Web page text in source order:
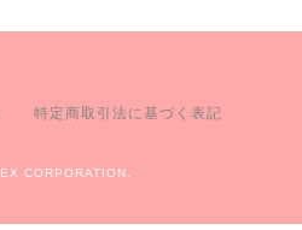
特定商取引法に基づく表記
CORPORATION.